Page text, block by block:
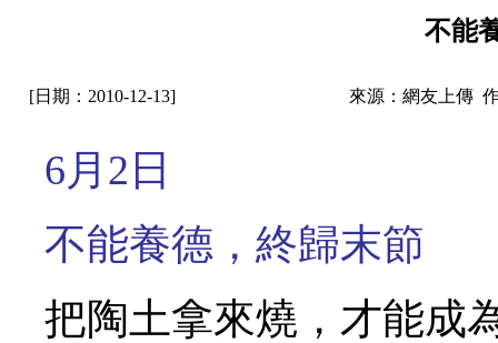
不能
[日期：2010-12-13] 來源：網友上傳
6月2日
不能養德，終歸末節
把陶土拿來燒，才能成